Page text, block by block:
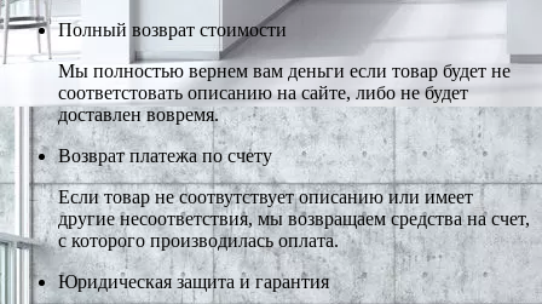
Полный возврат стоимости
Мы полностью вернем вам деньги если товар будет не
соответстовать описанию на сайте, либо не будет
доставлен вовремя.
Возврат платежа по счету
Если товар не соотвутствует описанию или имеет
другие несоответствия, мы возвращаем средства на счет,
с которого производилась оплата.
Юридическая защита и гарантия